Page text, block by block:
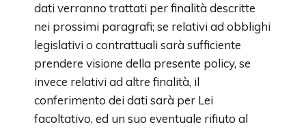
dati verranno trattati per finalità descritte
nei prossimi paragrafi; se relativi ad obblighi
legislativi o contrattuali sarà sufficiente
prendere visione della presente policy, se
invece relativi ad altre finalità, il
conferimento dei dati sarà per Lei
facoltativo, ed un suo eventuale rifiuto al